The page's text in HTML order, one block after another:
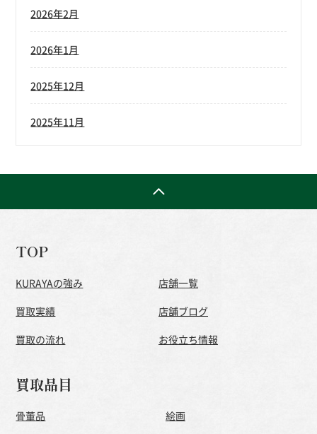
2026年2月
2026年1月
2025年12月
2025年11月
TOP
KURAYAの強み
買取実績
買取の流れ
店舗一覧
店舗ブログ
お役立ち情報
買取品目
骨董品
絵画